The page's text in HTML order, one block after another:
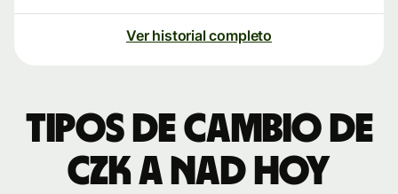
Ver historial completo
Tipos de cambio de
CZK a NAD hoy